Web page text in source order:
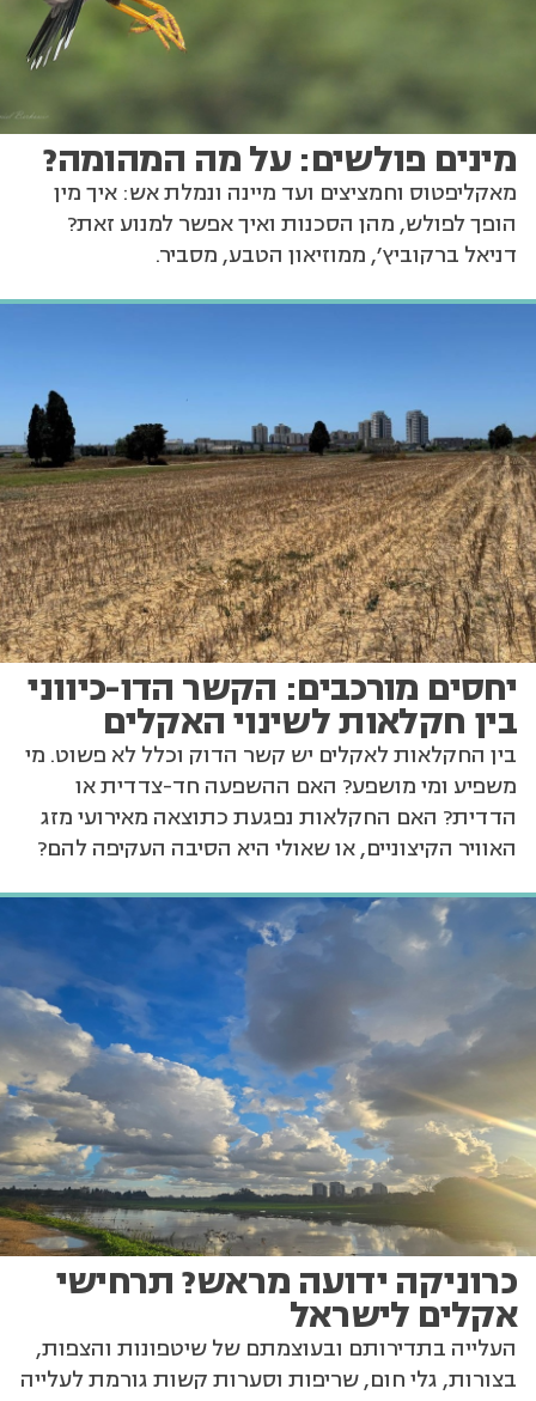
מינים פולשים: על מה המהומה?
מאקליפטוס וחמציצים ועד מיינה ונמלת אש: איך מין
הופך לפולש, מהן הסכנות ואיך אפשר למנוע זאת?
דניאל ברקוביץ', ממוזיאון הטבע, מסביר.
יחסים מורכבים: הקשר הדו-כיווני
בין חקלאות לשינוי האקלים
בין החקלאות לאקלים יש קשר הדוק וכלל לא פשוט. מי
משפיע ומי מושפע? האם ההשפעה חד-צדדית או
הדדית? האם החקלאות נפגעת כתוצאה מאירועי מזג
האוויר הקיצוניים, או שאולי היא הסיבה העקיפה להם?
כרוניקה ידועה מראש? תרחישי
אקלים לישראל
העלייה בתדירותם ובעוצמתם של שיטפונות והצפות,
בצורות, גלי חום, שריפות וסערות קשות גורמת לעלייה